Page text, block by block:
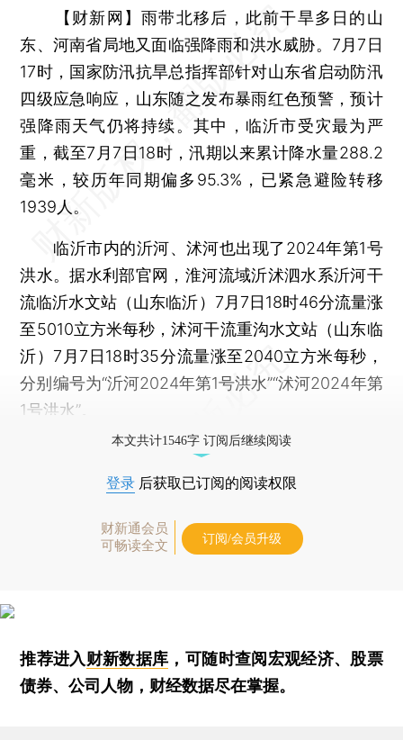
【财新网】雨带北移后，此前干旱多日的山
东、河南省局地又面临强降雨和洪水威胁。7月7日
17时，国家防汛抗旱总指挥部针对山东省启动防汛
四级应急响应，山东随之发布暴雨红色预警，预计
强降雨天气仍将持续。其中，临沂市受灾最为严
重，截至7月7日18时，汛期以来累计降水量288.2
毫米，较历年同期偏多95.3%，已紧急避险转移
1939人。
临沂市内的沂河、沭河也出现了2024年第1号
洪水。据水利部官网，淮河流域沂沭泗水系沂河干
流临沂水文站（山东临沂）7月7日18时46分流量涨
至5010立方米每秒，沭河干流重沟水文站（山东临
沂）7月7日18时35分流量涨至2040立方米每秒，
分别编号为“沂河2024年第1号洪水”“沭河2024年第
1号洪水”。
本文共计1546字 订阅后继续阅读
登录 后获取已订阅的阅读权限
财新通会员
可畅读全文
订阅/会员升级
推荐进入财新数据库 ，可随时查阅宏观经济、股票
债券、公司人物，财经数据尽在掌握。